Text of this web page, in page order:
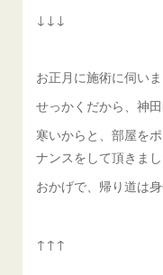
↓↓↓
お正月に施術に伺いま
せっかくだから、神
寒いからと、部屋を
ナンスをして頂きまし
おかげで、帰り道は
↑↑↑